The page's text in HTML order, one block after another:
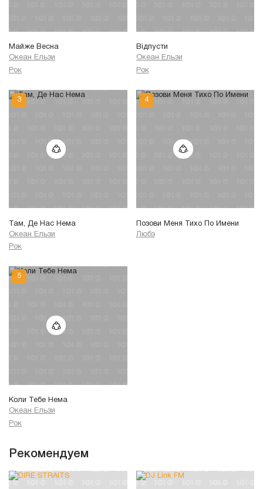
Майже Весна
Океан Ельзи
Рок
Вiдпусти
Океан Ельзи
Рок
Там, Де Нас Нема
Океан Ельзи
Рок
Позови Меня Тихо По Имени
Любэ
Коли Тебе Нема
Океан Ельзи
Рок
Рекомендуем